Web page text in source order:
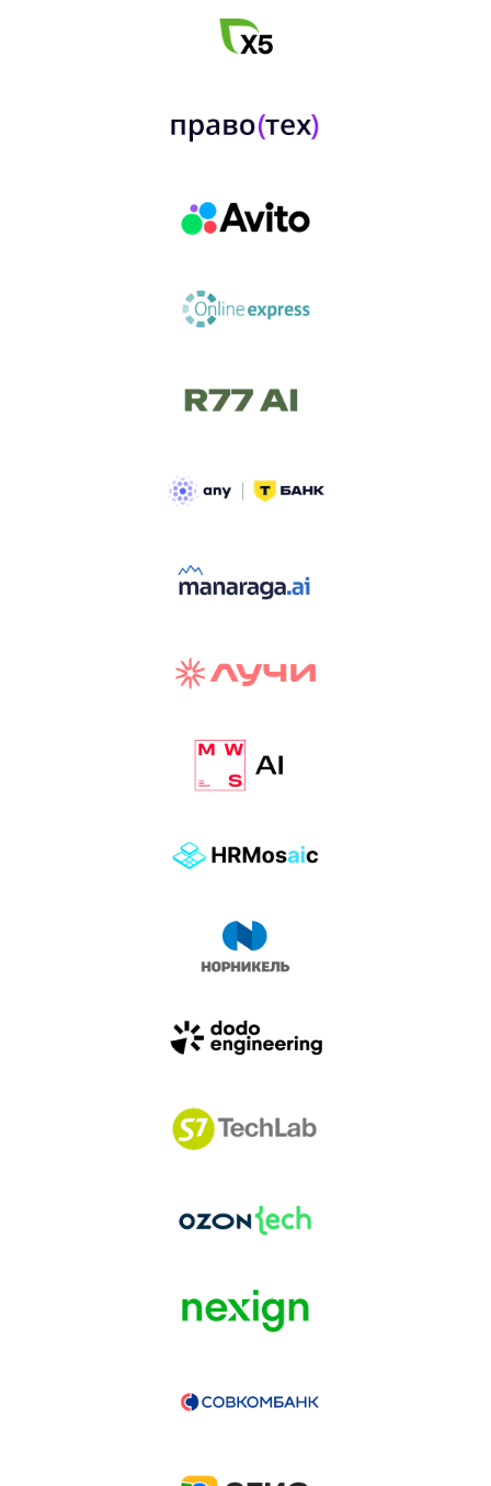
к построению бизнеса и созданию технологий под
Доклады, дискуссия и битва AI-агентов — 25 июня
ТРЕК «AI-NATIVE»
И БИТВА АГЕНТОВ
УЗНАТЬ БОЛЬШЕ
CONVERSATIONS